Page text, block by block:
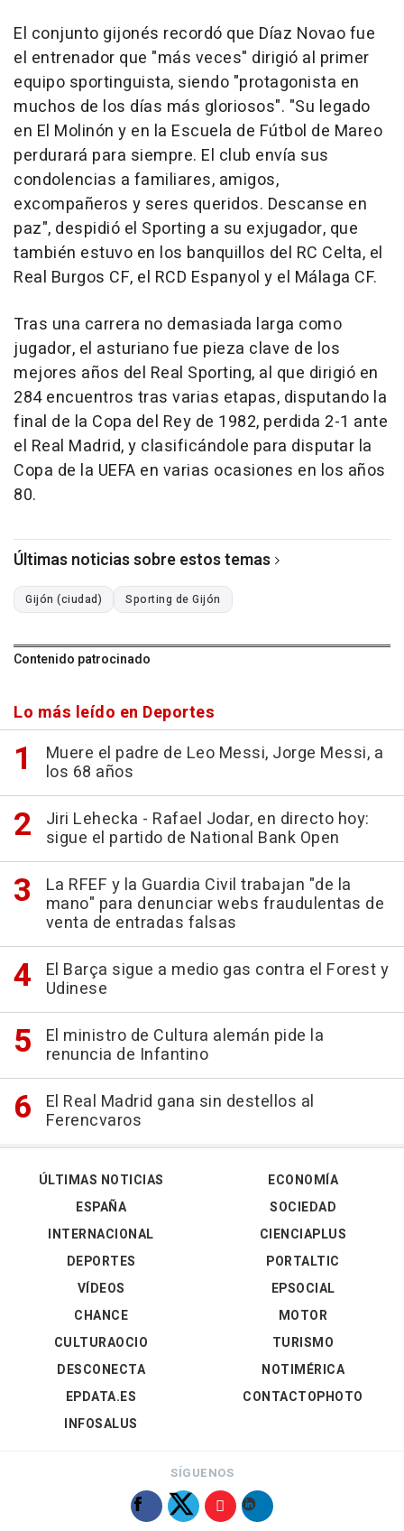
El conjunto gijonés recordó que Díaz Novao fue
el entrenador que "más veces" dirigió al primer
equipo sportinguista, siendo "protagonista en
muchos de los días más gloriosos". "Su legado
en El Molinón y en la Escuela de Fútbol de Mareo
perdurará para siempre. El club envía sus
condolencias a familiares, amigos,
excompañeros y seres queridos. Descanse en
paz", despidió el Sporting a su exjugador, que
también estuvo en los banquillos del RC Celta, el
Real Burgos CF, el RCD Espanyol y el Málaga CF.
Tras una carrera no demasiada larga como
jugador, el asturiano fue pieza clave de los
mejores años del Real Sporting, al que dirigió en
284 encuentros tras varias etapas, disputando la
final de la Copa del Rey de 1982, perdida 2-1 ante
el Real Madrid, y clasificándole para disputar la
Copa de la UEFA en varias ocasiones en los años
80.
Últimas noticias sobre estos temas
Gijón (ciudad) Sporting de Gijón
Contenido patrocinado
Lo más leído en Deportes
Muere el padre de Leo Messi, Jorge Messi, a
los 68 años
Jiri Lehecka - Rafael Jodar, en directo hoy:
sigue el partido de National Bank Open
La RFEF y la Guardia Civil trabajan "de la
mano" para denunciar webs fraudulentas de
venta de entradas falsas
El Barça sigue a medio gas contra el Forest y
Udinese
El ministro de Cultura alemán pide la
renuncia de Infantino
El Real Madrid gana sin destellos al
Ferencvaros
ÚLTIMAS NOTICIAS
ESPAÑA
INTERNACIONAL
DEPORTES
VÍDEOS
ECONOMÍA
SOCIEDAD
CIENCIAPLUS
PORTALTIC
EPSOCIAL
CHANCE
CULTURAOCIO
DESCONECTA
EPDATA.ES
INFOSALUS
MOTOR
TURISMO
NOTIMÉRICA
CONTACTOPHOTO
SÍGUENOS